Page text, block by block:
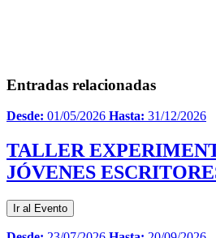
Entradas relacionadas
Desde: 01/05/2026 Hasta: 31/12/2026
TALLER
JÓVENES
Ir al Evento